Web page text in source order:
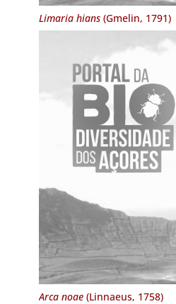
Limaria hians(Gmelin, 1791)
Arca noae(Linnaeus, 1758)